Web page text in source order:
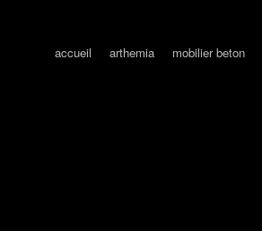
accueil arthemia mobilier beton